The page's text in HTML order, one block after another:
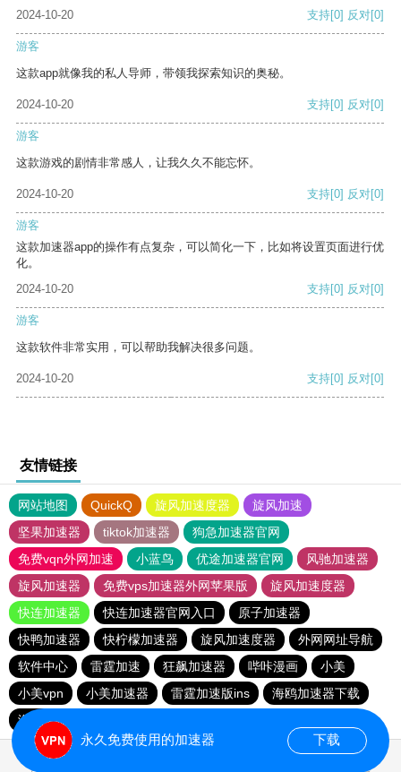
2024-10-20 支持[0] 反对[0]
游客
这款app就像我的私人导师，带领我探索知识的奥秘。
2024-10-20 支持[0] 反对[0]
游客
这款游戏的剧情非常感人，让我久久不能忘怀。
2024-10-20 支持[0] 反对[0]
游客
这款加速器app的操作有点复杂，可以简化一下，比如将设置页面进行优
化。
2024-10-20
支持[0] 反对[0]
游客
这款软件非常实用，可以帮助我解决很多问题。
2024-10-20 支持[0] 反对[0]
友情链接
网站地图 QuickQ 旋风加速度器
旋风加速
坚果加速器
tiktok加速器
狗急加速器官网
免费vqn外网加速
小蓝鸟 优途加速器官网
风驰加速器
旋风加速器
免费vps加速器外网苹果版
旋风加速度器
快连加速器
快连加速器官网入口
原子加速器
快鸭加速器
快柠檬加速器 旋风加速度器
外网网址导航
软件中心
雷霆加速 狂飙加速器 哔咔漫画
小美
小美vpn
小美加速器 雷霆加速版ins
海鸥加速器下载
海鸥加速度
永久免费使用的加速器 下载